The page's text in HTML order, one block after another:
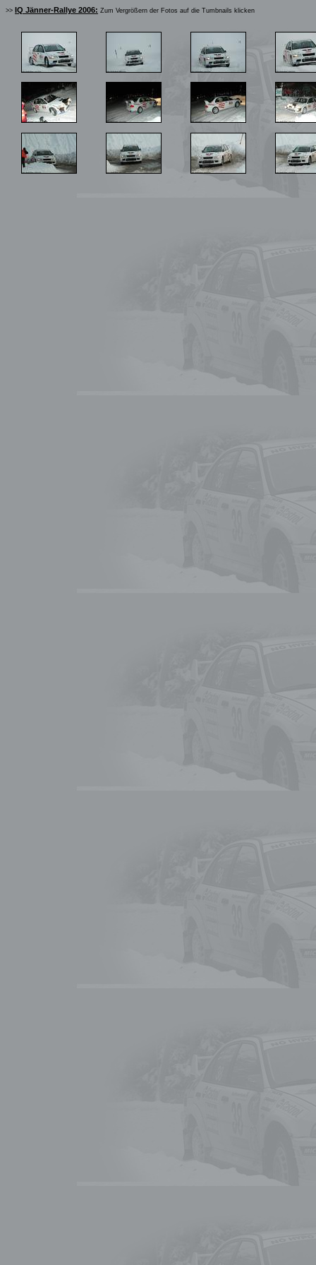
>> IQ Jänner-Rallye 2006: Zum Vergrößern der Fotos auf die Tumbnails klicken